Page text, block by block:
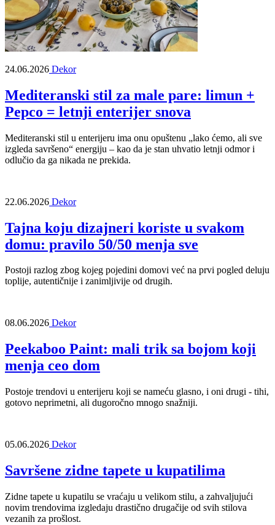
24.06.2026 Dekor
Mediteranski stil za male pare: limun +
Pepco = letnji enterijer snova
Mediteranski stil u enterijeru ima onu opuštenu „lako ćemo, ali sve
izgleda savršeno“ energiju – kao da je stan uhvatio letnji odmor i
odlučio da ga nikada ne prekida.
22.06.2026 Dekor
Tajna koju dizajneri koriste u svakom
domu: pravilo 50/50 menja sve
Postoji razlog zbog kojeg pojedini domovi već na prvi pogled deluju
toplije, autentičnije i zanimljivije od drugih.
08.06.2026 Dekor
Peekaboo Paint: mali trik sa bojom koji
menja ceo dom
Postoje trendovi u enterijeru koji se nameću glasno, i oni drugi - tihi,
gotovo neprimetni, ali dugoročno mnogo snažniji.
05.06.2026 Dekor
Savršene zidne tapete u kupatilima
Zidne tapete u kupatilu se vraćaju u velikom stilu, a zahvaljujući
novim trendovima izgledaju drastično drugačije od svih stilova
vezanih za prošlost.